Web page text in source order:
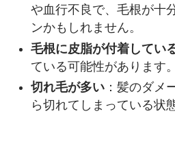
や血行不良で、毛根が十
ンかもしれません。
毛根に皮脂が付着してい
ている可能性があります。
切れ毛が多い：髪のダメ
ら切れてしまっている状